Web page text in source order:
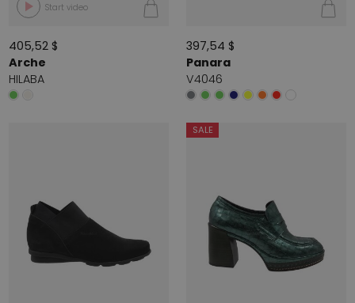
Start video
405,52 $
Arche
HILABA
397,54 $
Panara
V4046
SALE